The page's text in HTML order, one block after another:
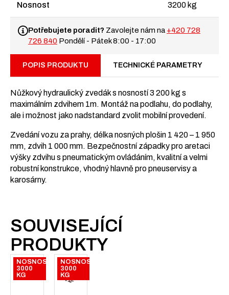
Nosnost 3200 kg
Potřebujete poradit? Zavolejte nám na+420 728
726 840 Pondělí - Pátek 8:00 - 17:00
POPIS PRODUKTU TECHNICKÉ PARAMETRY
Nůžkový hydraulický zvedák s nosností 3 200 kg s
maximálním zdvihem 1m. Montáž na podlahu, do podlahy,
ale i možnost jako nadstandard zvolit mobilní provedení.
Zvedání vozu za prahy, délka nosných plošin 1 420 – 1 950
mm, zdvih 1 000 mm. Bezpečnostní západky pro aretaci
výšky zdvihu s pneumatickým ovládáním, kvalitní a velmi
robustní konstrukce, vhodný hlavně pro pneuservisy a
karosárny.
SOUVISEJÍCÍ
PRODUKTY
NOSNOST:
3000
KG
NOSNOST:
3000
KG